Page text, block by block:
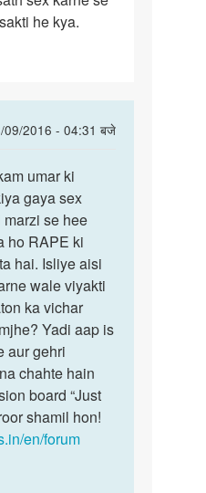
he kya.
09/2016 - 04:31 बजे
umar ki
gaya sex
se hee
ho RAPE ki
hai. Isliye aisi
wale viyakti
ka vichar
Yadi aap is
aur gehri
chahte hain
board “Just
shamil hon!
en/forum